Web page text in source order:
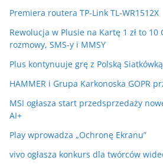
Premiera routera TP-Link TL-WR1512X
Rewolucja w Plusie na Kartę 1 zł to
rozmowy, SMS-y i MMSY
Plus kontynuuje grę z Polską
HAMMER i Grupa Karkonoska GOPR
MSI ogłasza start przedsprzedaży
AI+
Play wprowadza „Ochronę Ekranu”
vivo ogłasza konkurs dla twórców